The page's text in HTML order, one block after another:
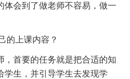
体会到了做老师不容易，做一
的上课内容？
，首要的任务就是把合适的知
学生，并引导学生去发现学